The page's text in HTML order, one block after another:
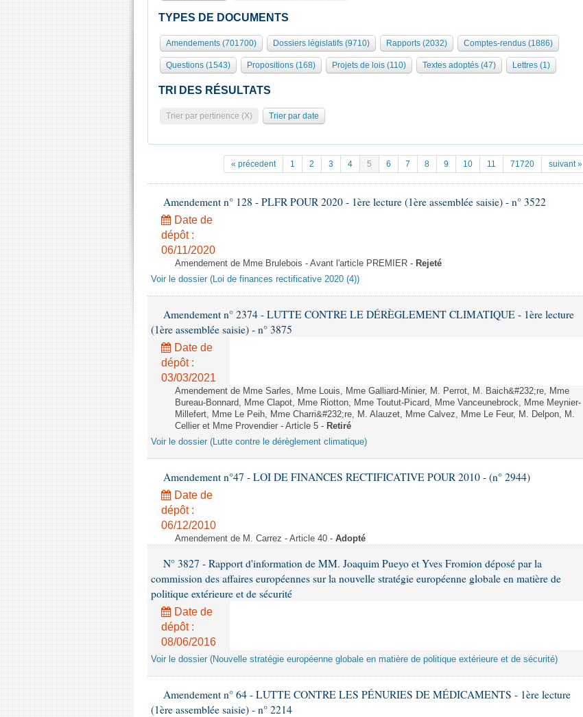
TYPES DE DOCUMENTS
Amendements (701700) Dossiers législatifs (9710) Rapports (2032) Comptes-rendus (1886)
Questions (1543) Propositions (168) Projets de lois (110) Textes adoptés (47) Lettres (1)
TRI DES RÉSULTATS
Trier par pertinence (X) Trier par date
« précedent 1 2 3 4 5 6 7 8 9 10 11 71720 suivant »
Amendement n° 128 - PLFR POUR 2020 - 1ère lecture (1ère assemblée saisie) - n° 3522
Date de
dépôt :
06/11/2020
Amendement de Mme Brulebois - Avant l'article PREMIER - Rejeté
Voir le dossier (Loi de finances rectificative 2020 (4))
Amendement n° 2374 - LUTTE CONTRE LE DÉRÈGLEMENT CLIMATIQUE - 1ère lecture
(1ère assemblée saisie) - n° 3875
Date de
dépôt :
03/03/2021
Amendement de Mme Sarles, Mme Louis, Mme Galliard-Minier, M. Perrot, M. Baich&#232;re, Mme
Bureau-Bonnard, Mme Clapot, Mme Riotton, Mme Toutut-Picard, Mme Vanceunebrock, Mme Meynier-
Millefert, Mme Le Peih, Mme Charri&#232;re, M. Alauzet, Mme Calvez, Mme Le Feur, M. Delpon, M.
Cellier et Mme Provendier - Article 5 - Retiré
Voir le dossier (Lutte contre le dérèglement climatique)
Amendement n°47 - LOI DE FINANCES RECTIFICATIVE POUR 2010 - (n° 2944)
Date de
dépôt :
06/12/2010
Amendement de M. Carrez - Article 40 - Adopté
N° 3827 - Rapport d'information de MM. Joaquim Pueyo et Yves Fromion déposé par la
commission des affaires européennes sur la nouvelle stratégie européenne globale en matière de
politique extérieure et de sécurité
Date de
dépôt :
08/06/2016
Voir le dossier (Nouvelle stratégie européenne globale en matière de politique extérieure et de sécurité)
Amendement n° 64 - LUTTE CONTRE LES PÉNURIES DE MÉDICAMENTS - 1ère lecture
(1ère assemblée saisie) - n° 2214